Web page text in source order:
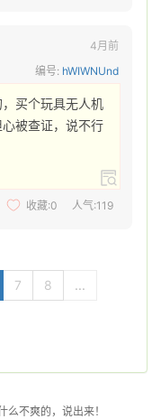
4月前
编号: hWIWNUnd
买个玩具无人机
被查证，说不行
收藏:0 人气:119
7 8
...
不爽的，说出来！